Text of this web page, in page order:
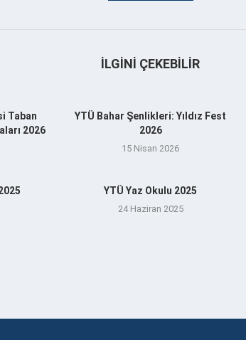
İLGINI ÇEKEBILIR
Taban
2026
YTÜ Bahar Şenlikleri: Yıldız Fest
2026
15 Nisan 2026
YTÜ Yaz Okulu 2025
24 Haziran 2025